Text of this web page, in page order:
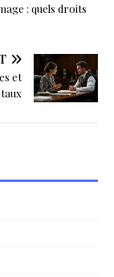
: quels droits
et